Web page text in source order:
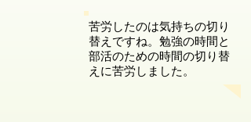
苦労したのは気持ちの切り
替えですね。勉強の時間と
部活のための時間の切り替
えに苦労しました。